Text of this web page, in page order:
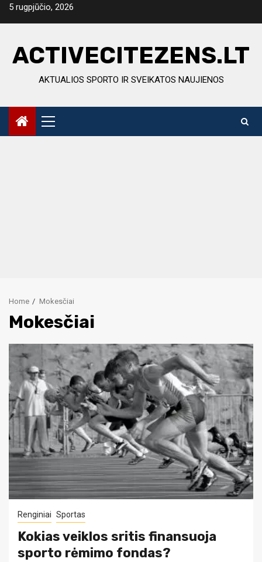
Skip5 rugpjūčio, 2026
ACTIVECITEZENS.LT
AKTUALIOS SPORTO IR SVEIKATOS NAUJIENOS
Primary
Menu
Home Mokesčiai
Mokesčiai
Renginiai Sportas
Kokias veiklos sritis finansuoja
sporto rėmimo fondas?